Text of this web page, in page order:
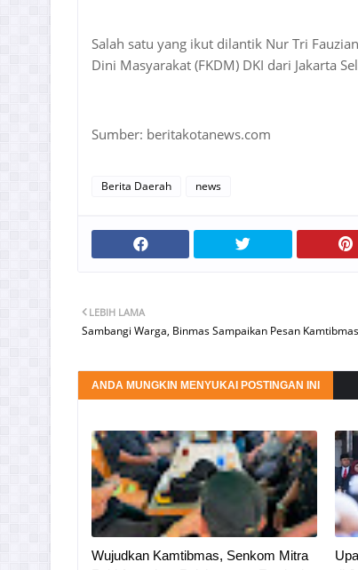
Salah satu yang ikut dilantik Nur Tri
Dini Masyarakat (FKDM) DKI dari Jakarta
Sumber: beritakotanews.com
Berita Daerah news
LEBIH LAMA
Sambangi Warga, Binmas Sampaikan Pesan Kamtibmas
ANDA MUNGKIN MENYUKAI POSTINGAN INI
Wujudkan Kamtibmas, Senkom Mitra